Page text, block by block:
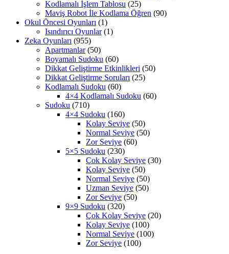
Kodlamalı İşlem Tablosu (25)
Maviş Robot İle Kodlama Öğren (90)
Okul Öncesi Oyunları (1)
Isındırıcı Oyunlar(1)
Zeka Oyunları (955)
Apartmanlar(50)
Boyamalı Sudoku (60)
Dikkat Geliştirme Etkinlikleri (50)
Dikkat Geliştirme Soruları (25)
Kodlamalı Sudoku (60)
4×4 Kodlamalı Sudoku (60)
Sudoku (710)
4×4 Sudoku (160)
Kolay Seviye (50)
Normal Seviye (50)
Zor Seviye (60)
5×5 Sudoku (230)
Çok Kolay Seviye (30)
Kolay Seviye (50)
Normal Seviye (50)
Uzman Seviye (50)
Zor Seviye (50)
9×9 Sudoku (320)
Çok Kolay Seviye (20)
Kolay Seviye (100)
Normal Seviye (100)
Zor Seviye (100)